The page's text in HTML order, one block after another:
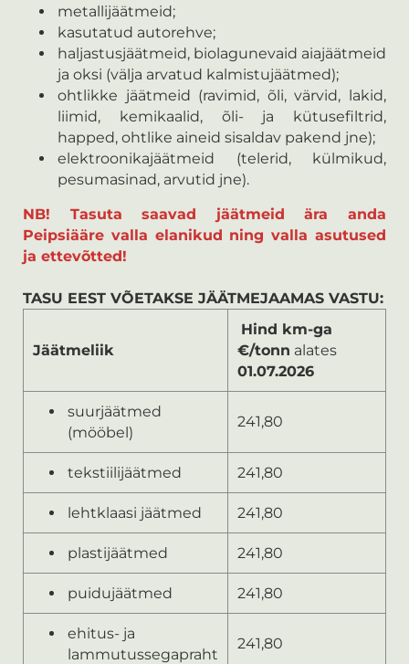
metallijäätmeid;
kasutatud autorehve;
haljastusjäätmeid, biolagunevaid aiajäätmeid
ja oksi (välja arvatud kalmistujäätmed);
ohtlikke jäätmeid (ravimid, õli, värvid, lakid,
liimid, kemikaalid, õli- ja kütusefiltrid,
happed, ohtlike aineid sisaldav pakend jne);
elektroonikajäätmeid (telerid, külmikud,
pesumasinad, arvutid jne).
NB! Tasuta saavad jäätmeid ära anda
Peipsiääre valla elanikud ning valla asutused
ja ettevõtted!
TASU EEST VÕETAKSE JÄÄTMEJAAMAS VASTU:
Jäätmeliik
Hind km-ga
€/tonn alates
01.07.2026
suurjäätmed
(mööbel)
241,80
tekstiilijäätmed 241,80
lehtklaasi jäätmed 241,80
plastijäätmed 241,80
puidujäätmed 241,80
ehitus- ja
lammutussegapraht
241,80